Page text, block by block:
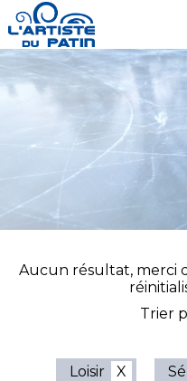
Aucun résultat, merci
Trier
Loisir